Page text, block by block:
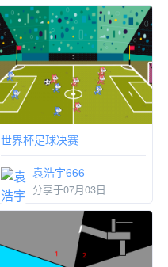
世界杯足球决赛
袁浩宇666
分享于07月03日